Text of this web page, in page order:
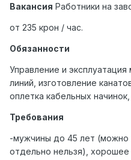
Вакансия Работники на
от 235 крон / час.
Обязанности
Управление и
линий, изготовление
оплетка кабельных
Требования
-мужчины до 45 лет
отдельно нельзя),